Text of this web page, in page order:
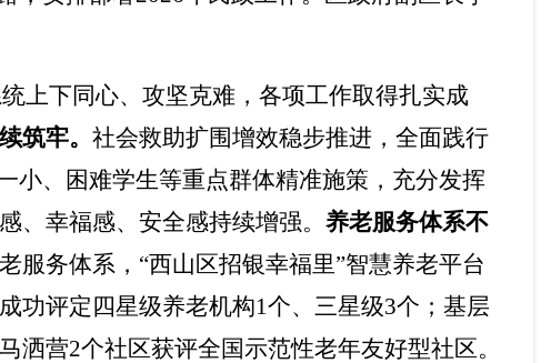
上下同心、攻坚克难，各项工作取得扎实成
筑牢。 社会救助扩围增效稳步推进，全面践行
小、困难学生等重点群体精准施策，充分发挥
、幸福感、安全感持续增强。 养老服务体系不
服务体系， “西山区招银幸福里”智慧养老平台
功评定四星级养老机构1个、三星级3个；基层
洒营2个社区获评全国示范性老年友好型社区。